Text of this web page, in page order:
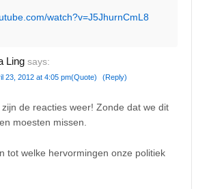
watch?v=J5JhurnCmL8
Ling says:
23, 2012 at 4:05 pm(Quote) (Reply)
zijn de reacties weer! Zonde dat we dit
moesten missen.
tot welke hervormingen onze politiek